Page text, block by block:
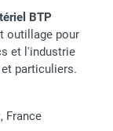
BTP
outillage pour
et l'industrie
particuliers.
France